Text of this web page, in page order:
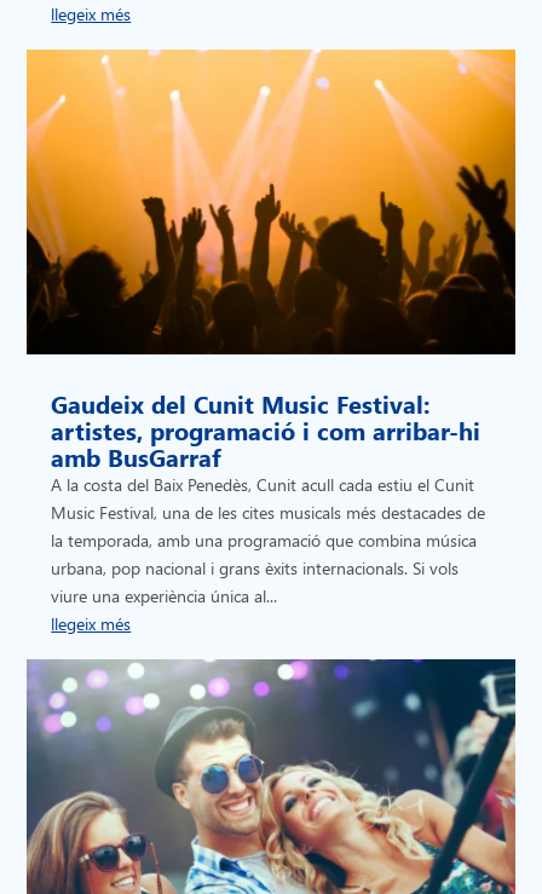
llegeix més
Gaudeix del Cunit Music Festival:
artistes, programació i com arribar-hi
amb BusGarraf
A la costa del Baix Penedès, Cunit acull cada estiu el Cunit
Music Festival, una de les cites musicals més destacades de
la temporada, amb una programació que combina música
urbana, pop nacional i grans èxits internacionals. Si vols
viure una experiència única al...
llegeix més